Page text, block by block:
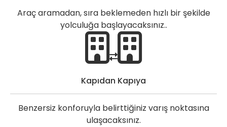
Araç aramadan, sıra beklemeden hızlı bir şekilde
yolculuğa başlayacaksınız..
Kapıdan Kapıya
Benzersiz konforuyla belirttiğiniz varış noktasına
ulaşacaksınız.